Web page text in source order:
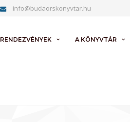
info@budaorskonyvtar.hu
RENDEZVÉNYEK A KÖNYVTÁR